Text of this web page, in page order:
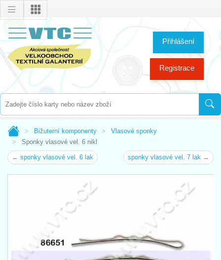
Přihlášení
Registrace
Bižuterní komponenty
Vlasové sponky
Sponky vlasové vel. 6 nikl
← sponky vlasové vel. 6 lak sponky vlasové vel. 7 lak →